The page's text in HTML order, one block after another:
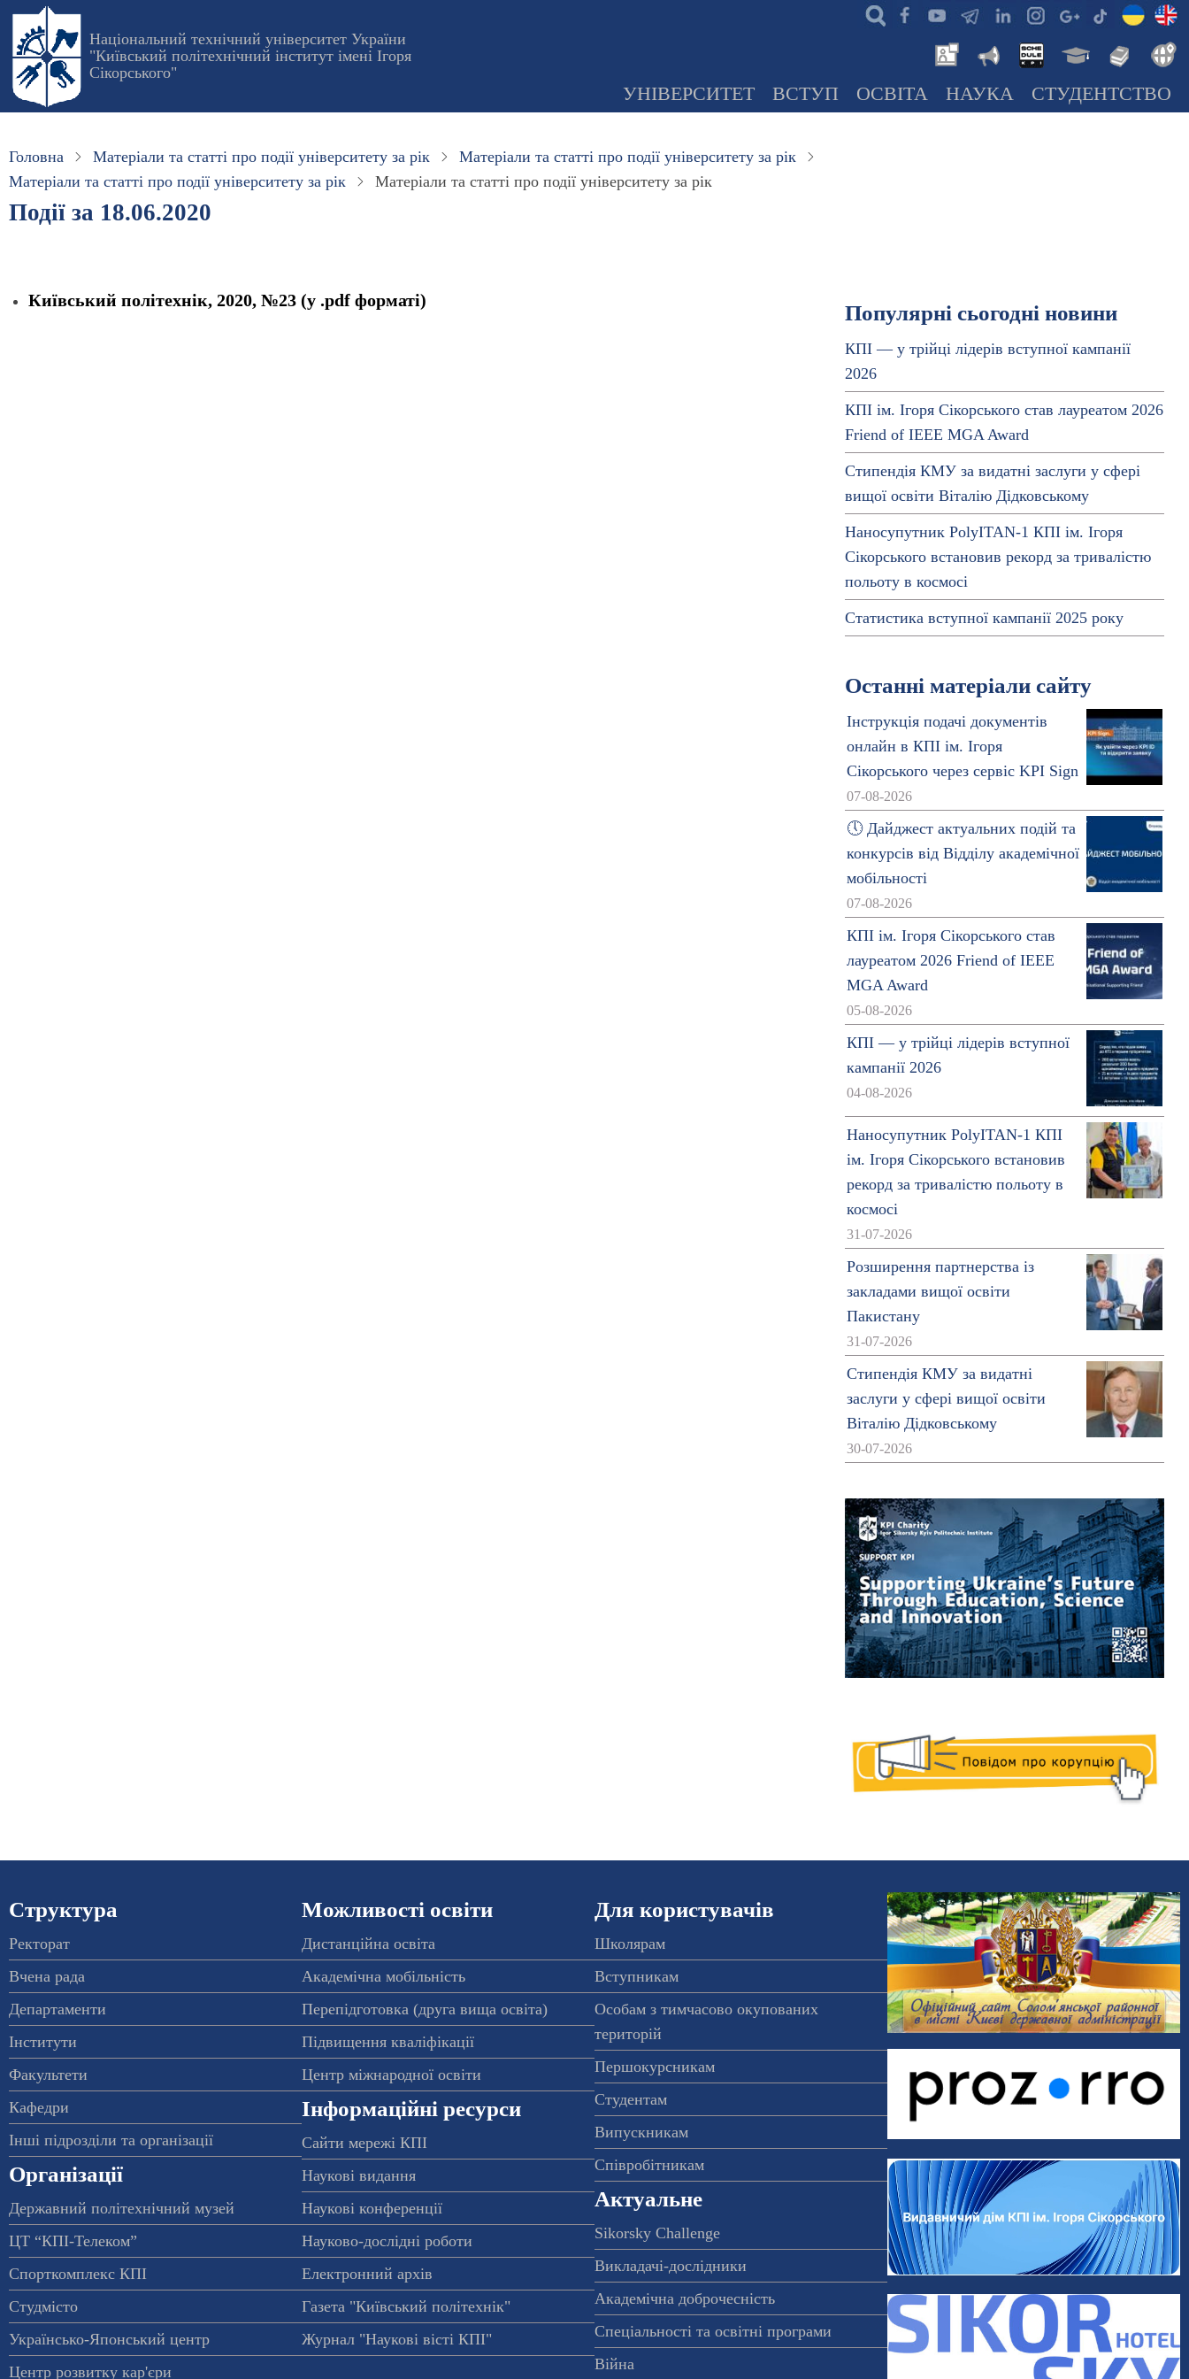
Перейти
основного
вмісту
Національний технічний університет України
"Київський політехнічний інститут імені Ігоря
Сікорського"
УНІВЕРСИТЕТ ВСТУП ОСВІТА НАУКА СТУДЕНТСТВО
Головна Матеріали та статті про події університету за рік
Матеріали та статті про події університету за рік
Матеріали та статті про події університету за рік
Матеріали та статті про події університету за рік
Події за 18.06.2020
Київський політехнік, 2020, №23 (у .pdf форматі)
Популярні сьогодні новини
КПІ — у трійці лідерів вступної кампанії
2026
КПІ ім. Ігоря Сікорського став лауреатом 2026
Friend of IEEE MGA Award
Стипендія КМУ за видатні заслуги у сфері
вищої освіти Віталію Дідковському
Наносупутник PolyITAN-1 КПІ ім. Ігоря
Сікорського встановив рекорд за тривалістю
польоту в космосі
Статистика вступної кампанії 2025 року
Останні матеріали сайту
Інструкція подачі документів
онлайн в КПІ ім. Ігоря
Сікорського через сервіс KPI Sign
07-08-2026
🕔 Дайджест актуальних подій та
конкурсів від Відділу академічної
мобільності
07-08-2026
КПІ ім. Ігоря Сікорського став
лауреатом 2026 Friend of IEEE
MGA Award
05-08-2026
КПІ — у трійці лідерів вступної
кампанії 2026
04-08-2026
Наносупутник PolyITAN-1 КПІ
ім. Ігоря Сікорського встановив
рекорд за тривалістю польоту в
космосі
31-07-2026
Розширення партнерства із
закладами вищої освіти
Пакистану
31-07-2026
Стипендія КМУ за видатні
заслуги у сфері вищої освіти
Віталію Дідковському
30-07-2026
Структура
Ректорат
Вчена рада
Департаменти
Інститути
Факультети
Кафедри
Інші підрозділи та організації
Організації
Державний політехнічний музей
ЦТ “КПІ-Телеком”
Спорткомплекс КПІ
Студмісто
Українсько-Японський центр
Центр розвитку кар'єри
Можливості освіти
Дистанційна освіта
Академічна мобільність
Перепідготовка (друга вища освіта)
Підвищення кваліфікації
Центр міжнародної освіти
Інформаційні ресурси
Сайти мережі КПІ
Наукові видання
Наукові конференції
Науково-дослідні роботи
Електронний архів
Газета "Київський політехнік"
Журнал "Наукові вісті КПІ"
Для користувачів
Школярам
Вступникам
Особам з тимчасово окупованих
територій
Першокурсникам
Студентам
Випускникам
Співробітникам
Актуальне
Sikorsky Challenge
Викладачі-дослідники
Академічна доброчесність
Спеціальності та освітні програми
Війна